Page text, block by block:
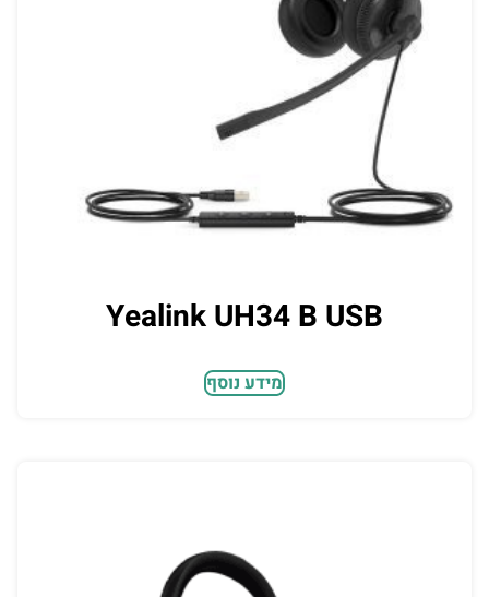
Yealink UH34 B USB
מידע נוסף